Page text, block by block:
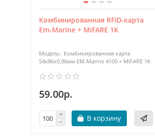
Комбинированная RFID-карта
Em-Marine + MIFARE 1K
Комбинированная карта
54х86x0,86мм EM-Marine 4100 + MIFARE 1K
59.00р.
В корзину